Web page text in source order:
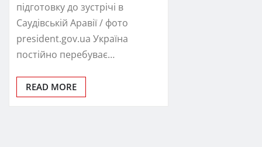
підготовку до зустрічі в
Саудівській Аравії / фото
president.gov.ua Україна
постійно перебуває…
READ MORE